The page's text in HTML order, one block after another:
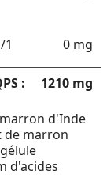
1 0 mg
: 1210 mg
d'Inde
de marron
d'acides